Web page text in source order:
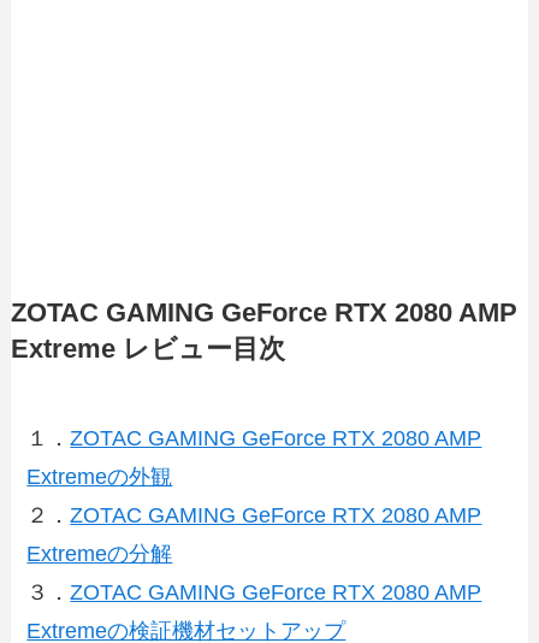
ZOTAC GAMING GeForce RTX 2080 AMP
Extreme レビュー目次
１．ZOTAC GAMING GeForce RTX 2080 AMP
Extremeの外観
２．ZOTAC GAMING GeForce RTX 2080 AMP
Extremeの分解
３．ZOTAC GAMING GeForce RTX 2080 AMP
Extremeの検証機材セットアップ